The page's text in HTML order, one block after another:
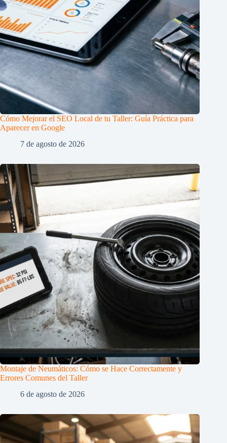
Cómo Mejorar el SEO Local de tu Taller: Guía Práctica para
Aparecer en Google
7 de agosto de 2026
Montaje de Neumáticos: Cómo se Hace Correctamente y
Errores Comunes del Taller
6 de agosto de 2026